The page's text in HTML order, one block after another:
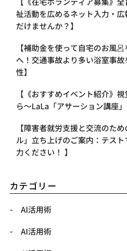
祉活動を広めるネット入力・
だけませんか？】
【補助金を使って自宅のお風
へ！交通事故より多い浴室事
性】
【《おすすめイベント紹介》
ら〜LaLa「アサーション講座」
【​障害者就労支援と交流のた
ル」立ち上げのご案内：テス
力ください！ 】
カテゴリー
AI活用術
AI活用術